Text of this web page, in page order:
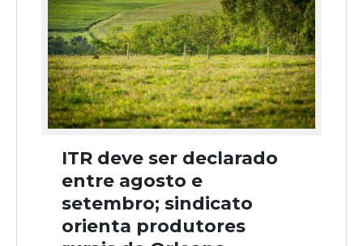
ITR deve ser declarado
entre agosto e
setembro; sindicato
orienta produtores